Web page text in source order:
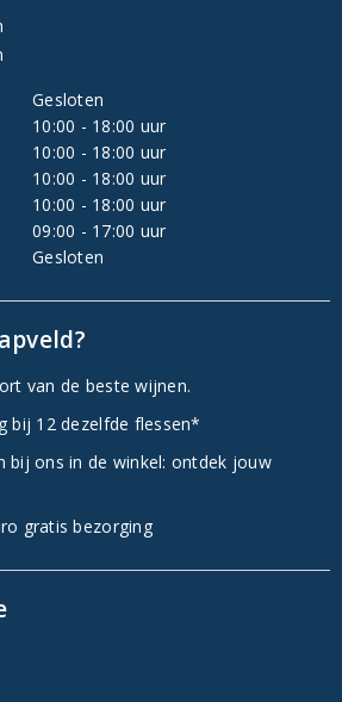
Gesloten
10:00 - 18:00 uur
10:00 - 18:00 uur
10:00 - 18:00 uur
10:00 - 18:00 uur
09:00 - 17:00 uur
Gesloten
van de beste wijnen.
bij 12 dezelfde flessen*
bij ons in de winkel: ontdek jouw
gratis bezorging